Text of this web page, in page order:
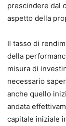
prescindere dal
aspetto della
Il tasso di
della
misura di
necessario
anche quello
andata
capitale iniziale